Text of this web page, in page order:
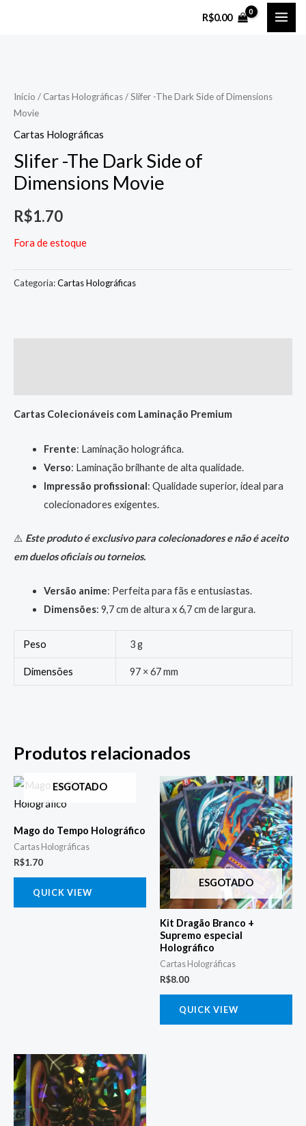
R$0.00
Início / Cartas Holográficas/ Slifer -The Dark Side of Dimensions
Movie
Cartas Holográficas
Slifer -The Dark Side of
Dimensions Movie
R$1.70
Fora de estoque
Categoria:Cartas Holográficas
Cartas Colecionáveis com Laminação Premium
Frente: Laminação holográfica.
Verso: Laminação brilhante de alta qualidade.
Impressão profissional: Qualidade superior, ideal para
colecionadores exigentes.
⚠️ Este produto é exclusivo para colecionadores e não é aceito
em duelos oficiais ou torneios.
Versão anime: Perfeita para fãs e entusiastas.
Dimensões: 9,7 cm de altura x 6,7 cm de largura.
Peso 3 g
Dimensões 97 × 67 mm
Produtos relacionados
ESGOTADO
Mago do Tempo Holográfico
Cartas Holográficas
R$1.70
QUICK VIEW
ESGOTADO
Kit Dragão Branco +
Supremo especial
Holográfico
Cartas Holográficas
R$8.00
QUICK VIEW